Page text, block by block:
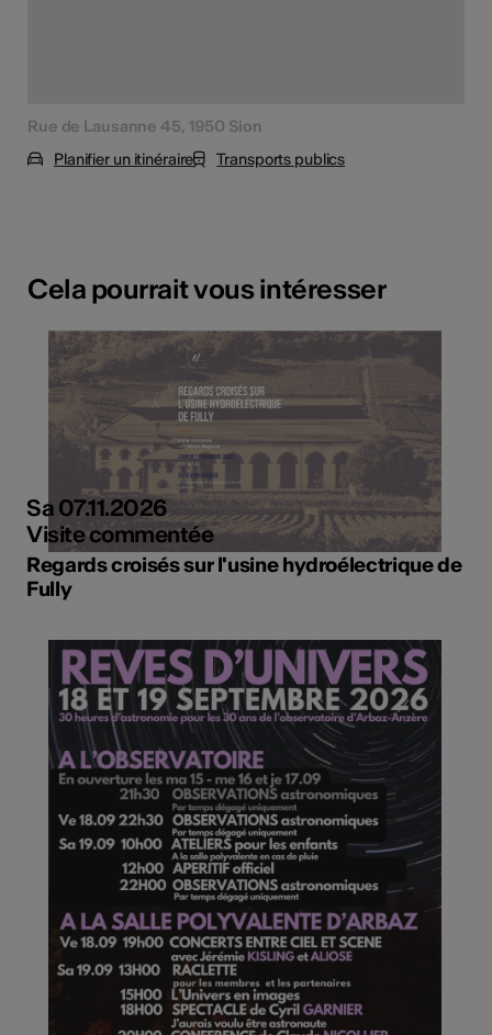
Rue de Lausanne 45, 1950 Sion
Planifier un itinéraire
Transports publics
Cela pourrait vous intéresser
Sa 07.11.2026
Visite commentée
Regards croisés sur l'usine hydroélectrique de
Fully